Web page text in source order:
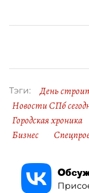
Тэги: День
Новости СПб
Городская хроника
Бизнес